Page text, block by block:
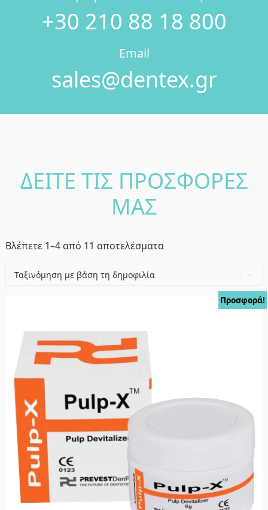
+30 210 88 18 800
Email
sales@dentex.gr
ΔΕΙΤΕ ΤΙΣ ΠΡΟΣΦΟΡΕΣ
ΜΑΣ
Βλέπετε 1–4 από 11 αποτελέσματαSorted
Προσφορά!